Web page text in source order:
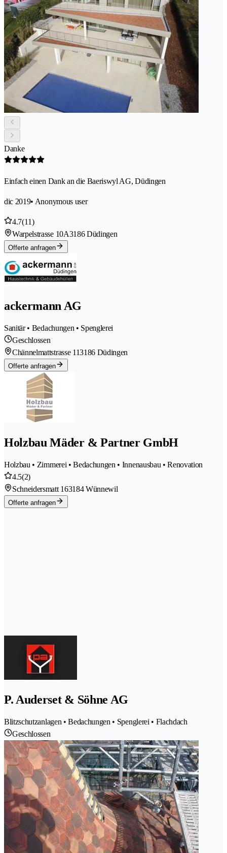
Danke
Einfach einen Dank an die Baeriswyl AG, Düdingen
dic 2019• Anonymous user
4.7(11)
Warpelstrasse 10A3186 Düdingen
Offerte anfragen
ackermann AG
Sanitär • Bedachungen • Spenglerei
Geschlossen
Chännelmattstrasse 113186 Düdingen
Offerte anfragen
Holzbau Mäder & Partner GmbH
Holzbau • Zimmerei • Bedachungen • Innenausbau • Renovation
4.5(2)
Schneidersmatt 163184 Wünnewil
Offerte anfragen
P. Auderset & Söhne AG
Blitzschutzanlagen • Bedachungen • Spenglerei • Flachdach
Geschlossen